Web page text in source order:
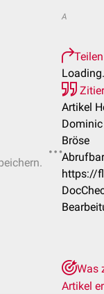
A
Teilen
Artikel
Bröse
https://
Was
Artikel